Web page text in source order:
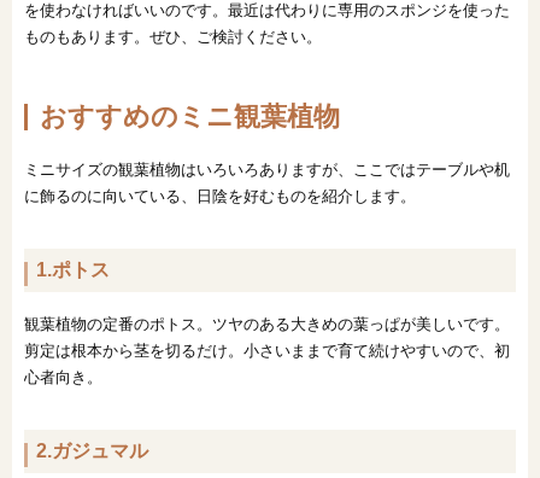
を使わなければいいのです。最近は代わりに専用のスポンジを使った
ものもあります。ぜひ、ご検討ください。
おすすめのミニ観葉植物
ミニサイズの観葉植物はいろいろありますが、ここではテーブルや机
に飾るのに向いている、日陰を好むものを紹介します。
1.ポトス
観葉植物の定番のポトス。ツヤのある大きめの葉っぱが美しいです。
剪定は根本から茎を切るだけ。小さいままで育て続けやすいので、初
心者向き。
2.ガジュマル